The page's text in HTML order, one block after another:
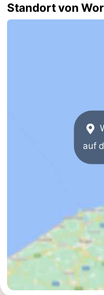
Nieuwvliet-
Zonneweelde
-
Aussichtspunkte
Attraktionen
-
Standort von
auf